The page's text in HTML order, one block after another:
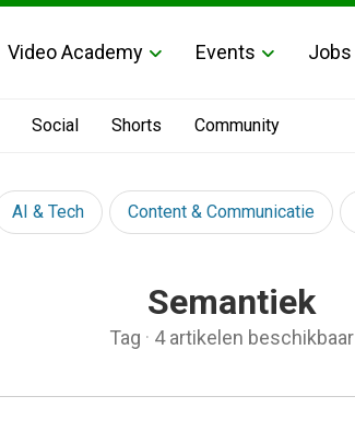
Video Academy Events Jobs
Social Shorts Community
AI & Tech Content & Communicatie
Semantiek
Tag · 4 artikelen beschikbaar